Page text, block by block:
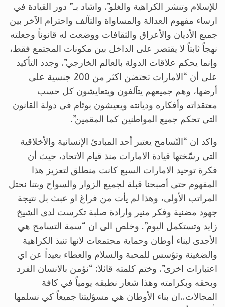
للإسلام وتنشر الكراهية والغلو”. واشاد بـ” دور القيادة في
ارساء مفهوم العدالة والمساواة والتآلف واحترام الآخر بين
جميع الأديان والأعراق والثقافات ووضعت له قانوناً وجعلته
نهجاً ثابتاً لا يقتصر على الداخل بين مكونات المجتمع فقط،
وإنما يحكم علاقات الدولة بالعالم الخارجي”. وجدد التأكيد
على أن “الامارات تحتضن اكثر من 200 جنسية على
أرضها، وهم جميعهم يتآلفون ويتعايشون كل حسب
معتقداته وأفكاره وديانته ويعيشون بوئام في دولة القانون
التي تحكم جميع المواطنين كما المقمين”.
واكد ان “التّسامح يعتبر أحد المبادئ الإنسانية والأخلاقية
التي رسّختها قيادة الامارات منذ قيام الاتحاد، حيث أن
فكرة توحيد الامارات السبع كانت منطلق لتعزيز هذا
المفهوم حتى أصبحنا قبلة لجميع الزوار والسواح وبتنا نحتل
المراتب الأولى، وهذا لم يأت من فراغ او عبث بل نتيجة
جهود مضنية وفكر منير وارادة صلبة تكرست لدى الشيخ
زايد وتستكمل اليوم”. وخلص الى ان “سمة التسامح هي
الأجدى لبناء أوطان وحماية مجتمعات لانها تنبذ الكراهية
والضغينة وتؤسس للمحبة والسلام والعطاء بعيداً عن اي
اعتبارات اخرى”. وختم كلمته قائلا: “نؤمن بالانسان الفرد
وبحقه وبكرامته وهذا شعار نطبقه يومياً في كافة
المجالات..ان بناء الأوطان هي مسؤليتنا جميعاً كي نسلمها